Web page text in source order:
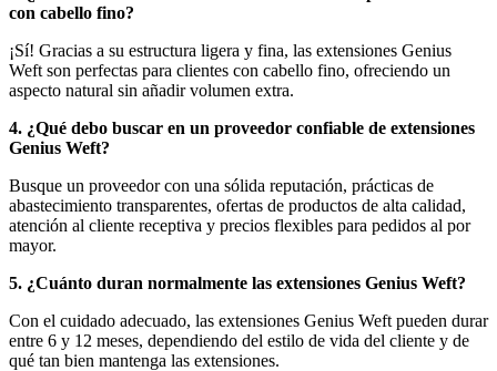
con cabello fino?
¡Sí! Gracias a su estructura ligera y fina, las extensiones Genius
Weft son perfectas para clientes con cabello fino, ofreciendo un
aspecto natural sin añadir volumen extra.
4. ¿Qué debo buscar en un proveedor confiable de extensiones
Genius Weft?
Busque un proveedor con una sólida reputación, prácticas de
abastecimiento transparentes, ofertas de productos de alta calidad,
atención al cliente receptiva y precios flexibles para pedidos al por
mayor.
5. ¿Cuánto duran normalmente las extensiones Genius Weft?
Con el cuidado adecuado, las extensiones Genius Weft pueden durar
entre 6 y 12 meses, dependiendo del estilo de vida del cliente y de
qué tan bien mantenga las extensiones.